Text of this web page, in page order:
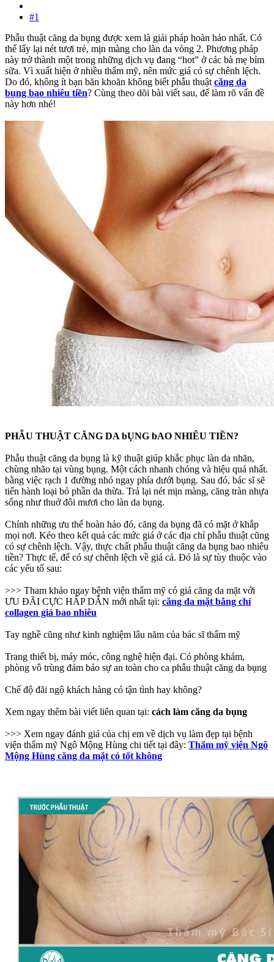
#1
Phẫu thuật căng da bụng được xem là giải pháp hoàn hảo nhất. Có
thể lấy lại nét tươi trẻ, mịn màng cho làn da vòng 2. Phương pháp
này trở thành một trong những dịch vụ đang “hot” ở các bà mẹ bỉm
sữa. Vì xuất hiện ở nhiều thẩm mỹ, nên mức giá có sự chênh lệch.
Do đó, không ít bạn băn khoăn không biết phẫu thuật căng da
bụng bao nhiêu tiền? Cùng theo dõi bài viết sau, để làm rõ vấn đề
này hơn nhé!
PHẪU THUẬT CĂNG DA bỤNG bAO NHIÊU TIỀN?
Phẫu thuật căng da bụng là kỹ thuật giúp khắc phục làn da nhăn,
chùng nhão tại vùng bụng. Một cách nhanh chóng và hiệu quả nhất.
bằng việc rạch 1 đường nhỏ ngay phía dưới bụng. Sau đó, bác sĩ sẽ
tiến hành loại bỏ phần da thừa. Trả lại nét mịn màng, căng tràn nhựa
sống như thuở đôi mươi cho làn da bụng.
Chính những ưu thế hoàn hảo đó, căng da bụng đã có mặt ở khắp
mọi nơi. Kéo theo kết quả các mức giá ở các địa chỉ phẫu thuật cũng
có sự chênh lệch. Vậy, thực chất phẫu thuật căng da bụng bao nhiêu
tiền? Thực tế, để có sự chênh lệch về giá cả. Đó là sự tùy thuộc vào
các yếu tố sau:
>>> Tham khảo ngay bệnh viện thẩm mỹ có giá căng da mặt với
ƯU ĐÃI CỰC HẤP DẪN mới nhất tại: căng da mặt bằng chỉ
collagen giá bao nhiêu
Tay nghề cũng như kinh nghiệm lâu năm của bác sĩ thẩm mỹ
Trang thiết bị, máy móc, công nghệ hiện đại. Có phòng khám,
phòng vô trùng đảm bảo sự an toàn cho ca phẫu thuật căng da bụng
Chế độ đãi ngộ khách hàng có tận tình hay không?
Xem ngay thêm bài viết liên quan tại: cách làm căng da bụng
>>> Xem ngay đánh giá của chị em về dịch vụ làm đẹp tại bệnh
viện thẩm mỹ Ngô Mộng Hùng chi tiết tại đây: Thẩm mỹ viện Ngô
Mộng Hùng căng da mặt có tốt không